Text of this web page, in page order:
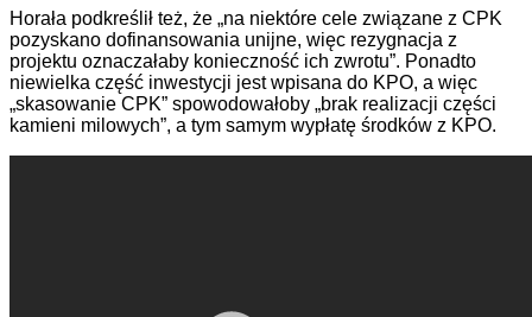
Horała podkreślił też, że „na niektóre cele związane z CPK
pozyskano dofinansowania unijne, więc rezygnacja z
projektu oznaczałaby konieczność ich zwrotu”. Ponadto
niewielka część inwestycji jest wpisana do KPO, a więc
„skasowanie CPK” spowodowałoby „brak realizacji części
kamieni milowych”, a tym samym wypłatę środków z KPO.